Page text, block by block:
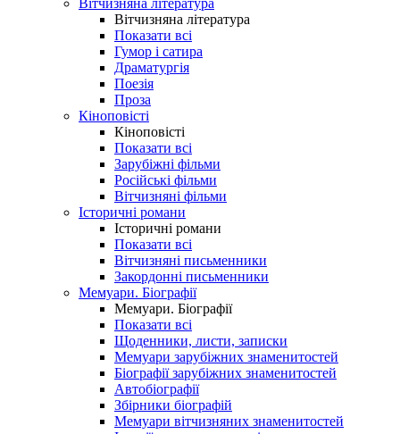
Вітчизняна література
Вітчизняна література
Показати всі
Гумор і сатира
Драматургія
Поезія
Проза
Кіноповісті
Кіноповісті
Показати всі
Зарубіжні фільми
Російські фільми
Вітчизняні фільми
Історичні романи
Історичні романи
Показати всі
Вітчизняні письменники
Закордонні письменники
Мемуари. Біографії
Мемуари. Біографії
Показати всі
Щоденники, листи, записки
Мемуари зарубіжних знаменитостей
Біографії зарубіжних знаменитостей
Автобіографії
Збірники біографій
Мемуари вітчизняних знаменитостей